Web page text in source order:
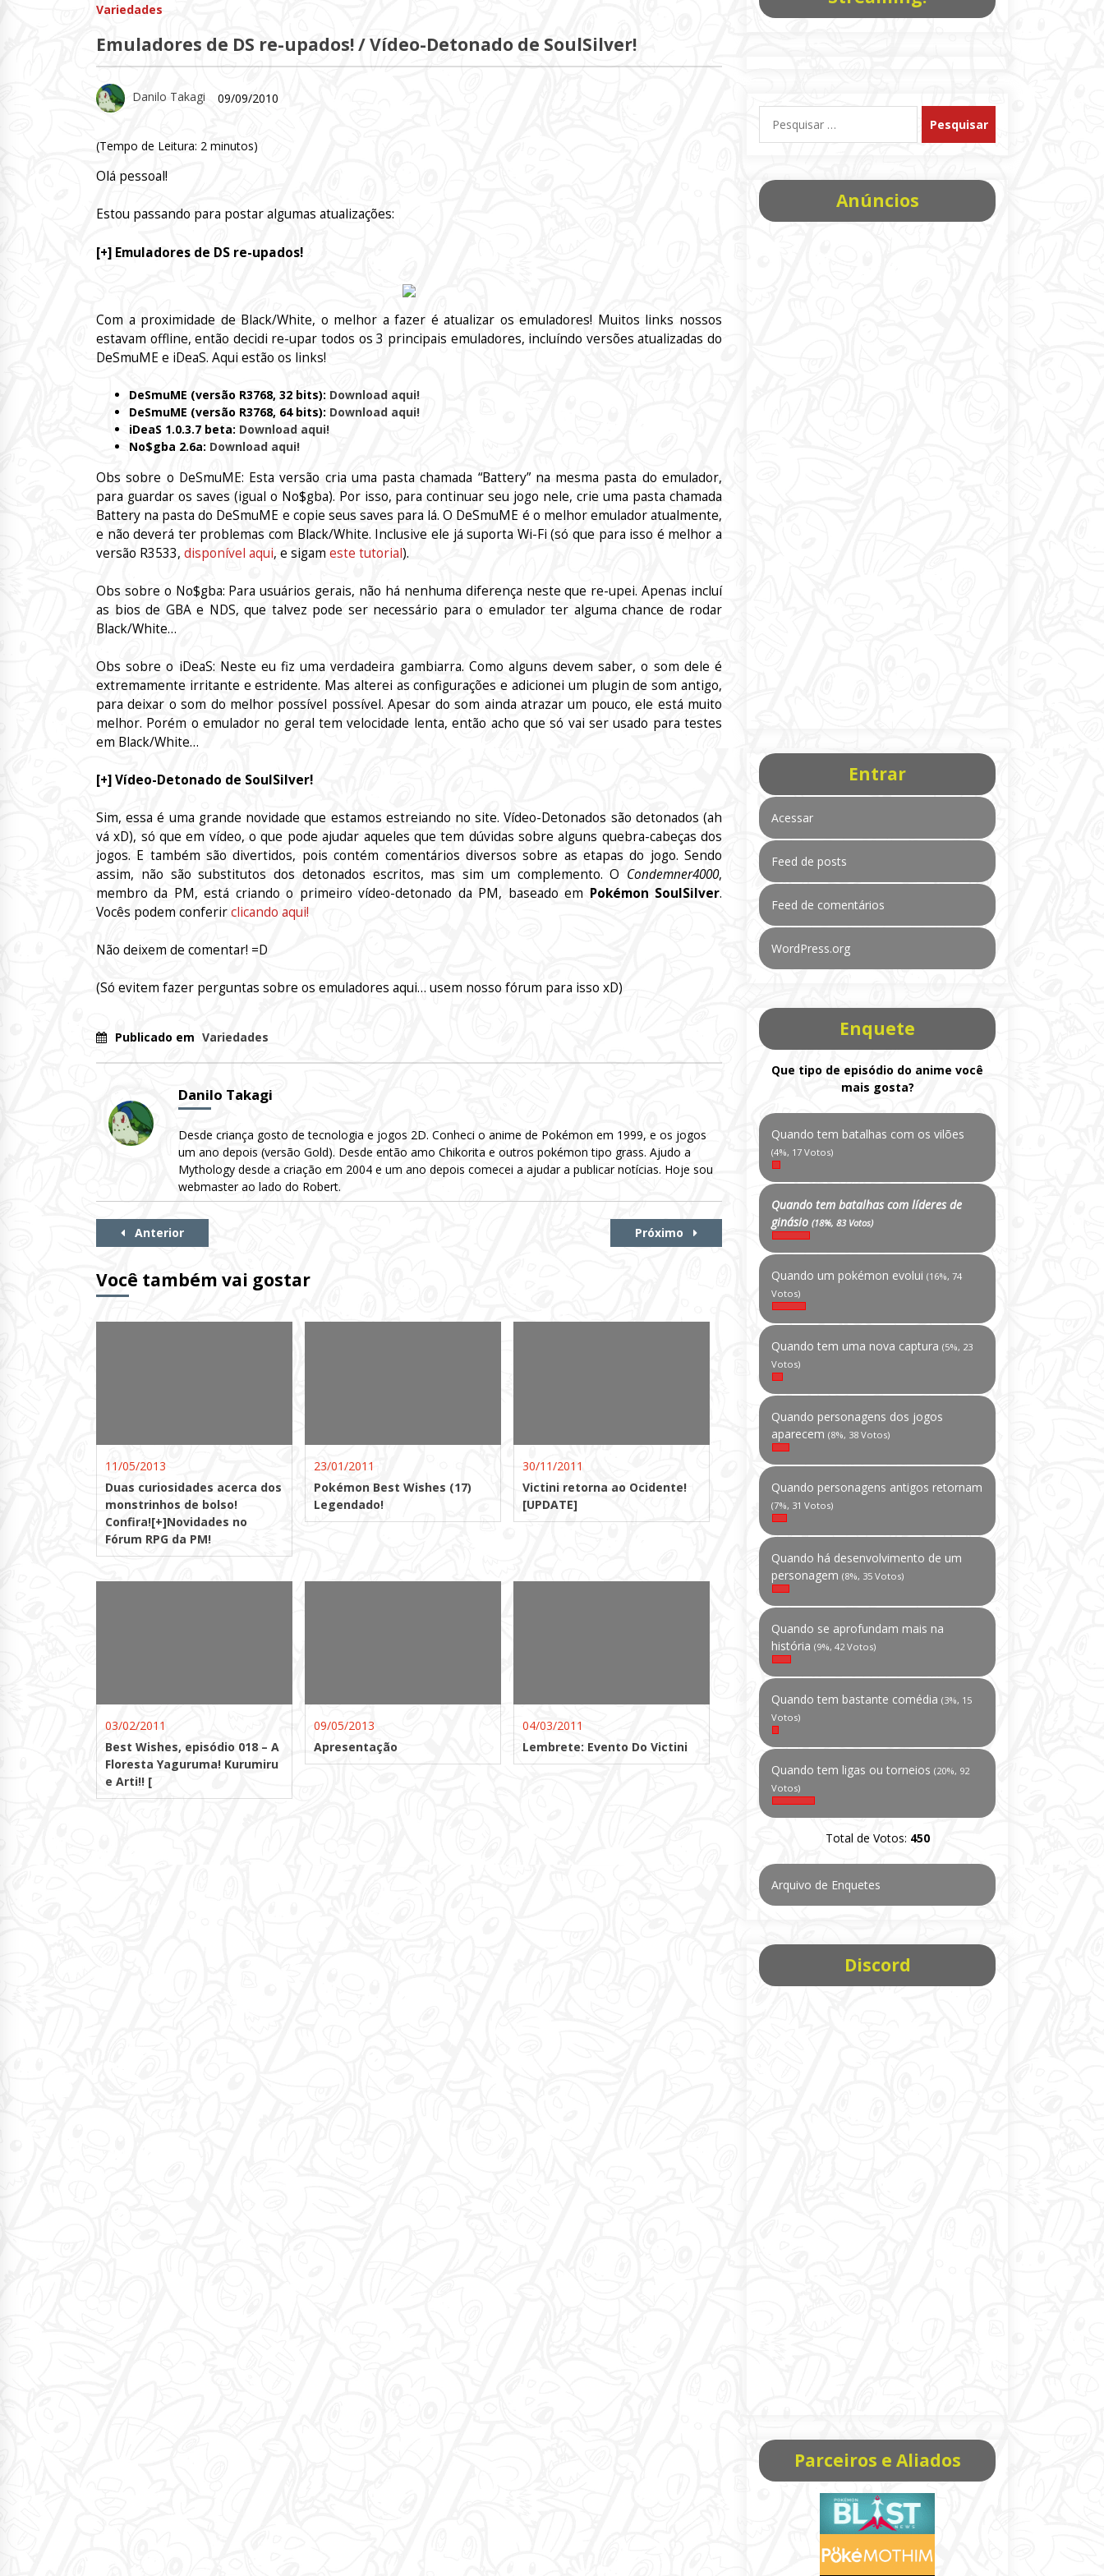
Variedades
Emuladores de DS re-upados! / Vídeo-Detonado de SoulSilver!
Danilo Takagi 09/09/2010
(Tempo de Leitura: 2 minutos)
Olá pessoal!
Estou passando para postar algumas atualizações:
[+] Emuladores de DS re-upados!
Com a proximidade de Black/White, o melhor a fazer é atualizar os emuladores! Muitos links nossos
estavam offline, então decidi re-upar todos os 3 principais emuladores, incluíndo versões atualizadas do
DeSmuME e iDeaS. Aqui estão os links!
DeSmuME (versão R3768, 32 bits): Download aqui!
DeSmuME (versão R3768, 64 bits): Download aqui!
iDeaS 1.0.3.7 beta: Download aqui!
No$gba 2.6a: Download aqui!
Obs sobre o DeSmuME: Esta versão cria uma pasta chamada “Battery” na mesma pasta do emulador,
para guardar os saves (igual o No$gba). Por isso, para continuar seu jogo nele, crie uma pasta chamada
Battery na pasta do DeSmuME e copie seus saves para lá. O DeSmuME é o melhor emulador atualmente,
e não deverá ter problemas com Black/White. Inclusive ele já suporta Wi-Fi (só que para isso é melhor a
versão R3533, disponível aqui, e sigam este tutorial).
Obs sobre o No$gba: Para usuários gerais, não há nenhuma diferença neste que re-upei. Apenas incluí
as bios de GBA e NDS, que talvez pode ser necessário para o emulador ter alguma chance de rodar
Black/White…
Obs sobre o iDeaS: Neste eu fiz uma verdadeira gambiarra. Como alguns devem saber, o som dele é
extremamente irritante e estridente. Mas alterei as configurações e adicionei um plugin de som antigo,
para deixar o som do melhor possível possível. Apesar do som ainda atrazar um pouco, ele está muito
melhor. Porém o emulador no geral tem velocidade lenta, então acho que só vai ser usado para testes
em Black/White…
[+] Vídeo-Detonado de SoulSilver!
Sim, essa é uma grande novidade que estamos estreiando no site. Vídeo-Detonados são detonados (ah
vá xD), só que em vídeo, o que pode ajudar aqueles que tem dúvidas sobre alguns quebra-cabeças dos
jogos. E também são divertidos, pois contém comentários diversos sobre as etapas do jogo. Sendo
assim, não são substitutos dos detonados escritos, mas sim um complemento. O Condemner4000,
membro da PM, está criando o primeiro vídeo-detonado da PM, baseado em Pokémon SoulSilver.
Vocês podem conferirclicando aqui!
Não deixem de comentar! =D
(Só evitem fazer perguntas sobre os emuladores aqui… usem nosso fórum para isso xD)
Publicado em Variedades
Danilo Takagi
Desde criança gosto de tecnologia e jogos 2D. Conheci o anime de Pokémon em 1999, e os jogos
um ano depois (versão Gold). Desde então amo Chikorita e outros pokémon tipo grass. Ajudo a
Mythology desde a criação em 2004 e um ano depois comecei a ajudar a publicar notícias. Hoje sou
webmaster ao lado do Robert.
Continue
Anterior Próximo
Você também vai gostar
11/05/2013
Duas curiosidades acerca dos
monstrinhos de bolso!
Confira![+]Novidades no
Fórum RPG da PM!
23/01/2011
Pokémon Best Wishes (17)
Legendado!
30/11/2011
Victini retorna ao Ocidente!
[UPDATE]
03/02/2011
Best Wishes, episódio 018 – A
Floresta Yaguruma! Kurumiru
e Arti!! [
09/05/2013
Apresentação
04/03/2011
Lembrete: Evento Do Victini
por:
Anúncios
Entrar
Acessar
Feed de posts
Feed de comentários
WordPress.org
Enquete
Que tipo de episódio do anime você
mais gosta?
Quando tem batalhas com os vilões
(4%, 17 Votos)
Quando tem batalhas com líderes de
ginásio (18%, 83 Votos)
Quando um pokémon evolui (16%, 74
Votos)
Quando tem uma nova captura (5%, 23
Votos)
Quando personagens dos jogos
aparecem (8%, 38 Votos)
Quando personagens antigos retornam
(7%, 31 Votos)
Quando há desenvolvimento de um
personagem (8%, 35 Votos)
Quando se aprofundam mais na
história (9%, 42 Votos)
Quando tem bastante comédia (3%, 15
Votos)
Quando tem ligas ou torneios (20%, 92
Votos)
Total de Votos: 450
Arquivo de Enquetes
Discord
Parceiros e Aliados